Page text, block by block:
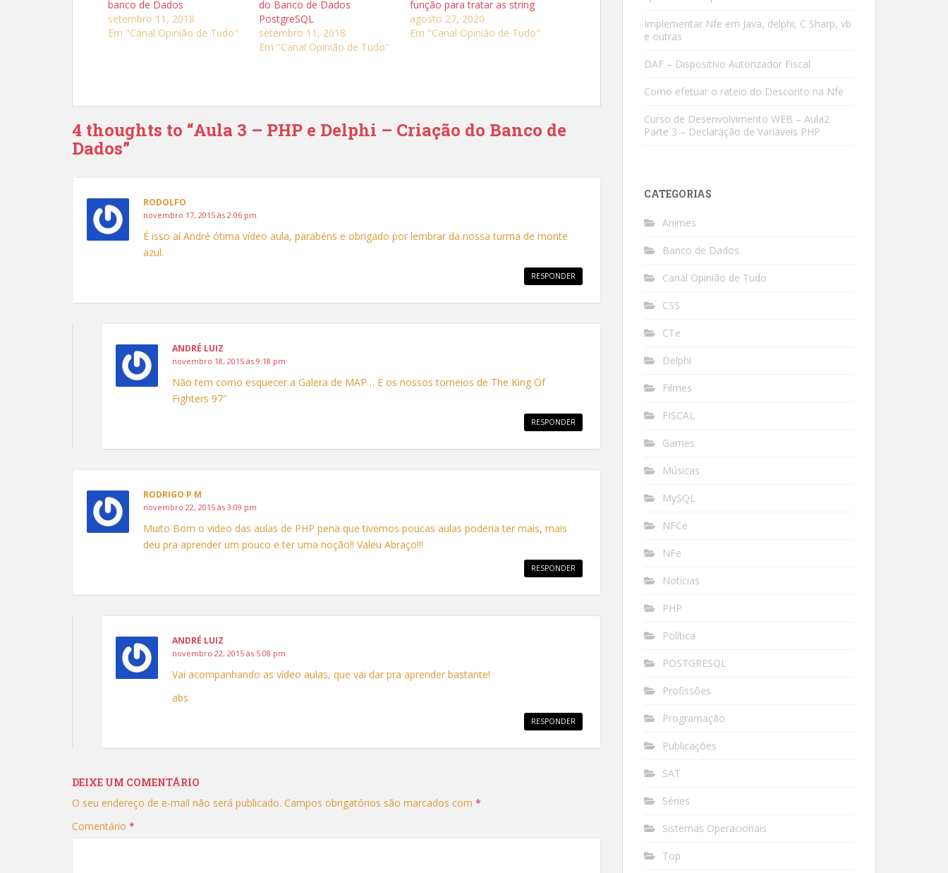
m
p
a
r
T
i
t
t
e
e
v
a
m
p
r
t
F
c
e
r
e
e
n
o
v
a
l
banco de Dados
setembro 11, 2018
Em "Canal Opinião de Tudo"
do Banco de Dados
PostgreSQL
setembro 11, 2018
Em "Canal Opinião de Tudo"
função para tratar as string
agosto 27, 2020
Em "Canal Opinião de Tudo"
4 thoughts to “Aula 3 – PHP e Delphi – Criação do Banco de
Dados”
RODOLFO
novembro 17, 2015 às 2:06 pm
É isso aí André ótima vídeo aula, parabéns e obrigado por lembrar da nossa turma de monte
azul.
RESPONDER
ANDRÉ LUIZ
novembro 18, 2015 às 9:18 pm
Não tem como esquecer a Galera de MAP… E os nossos torneios de The King Of
Fighters 97″
RESPONDER
RODRIGO P M
novembro 22, 2015 às 3:09 pm
Muito Bom o video das aulas de PHP pena que tivemos poucas aulas poderia ter mais, mais
deu pra aprender um pouco e ter uma noção!! Valeu Abraço!!!
RESPONDER
ANDRÉ LUIZ
novembro 22, 2015 às 5:08 pm
Vai acompanhando as vídeo aulas, que vai dar pra aprender bastante!
abs
RESPONDER
DEIXE UM COMENTÁRIO
O seu endereço de e-mail não será publicado. Campos obrigatórios são marcados com *
Comentário *
Implementar Nfe em Java, delphi, C Sharp, vb
e outras
DAF – Dispositivo Autorizador Fiscal
Como efetuar o rateio do Desconto na Nfe
Curso de Desenvolvimento WEB – Aula2
Parte 3 – Declaração de Variaveis PHP
CATEGORIAS
Animes
Banco de Dados
Canal Opinião de Tudo
CSS
CTe
Delphi
Filmes
FISCAL
Games
Músicas
MySQL
NFCe
NFe
Notícias
PHP
Política
POSTGRESQL
Profissões
Programação
Publicações
SAT
Séries
Sistemas Operacionais
Top